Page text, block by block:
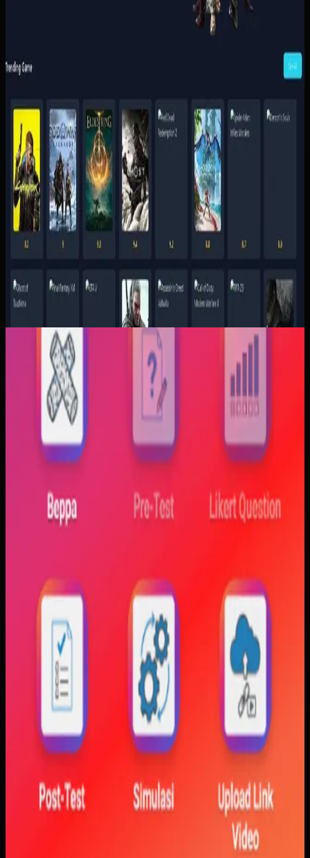
Aplikasi Mobile
Trajectfika
Trajectfika
Sebelumnya
Mahasiswa sering kesulitan menghubungkan persamaan
matematis dengan perilaku fisik yang sebenarnya,
konsisten. Materi yang hanya tampil statis juga membuat
konsep perubahan fase dan perilaku sistem sulit
dibayangkan.
visualisasi gerak, dan grafik yang berubah langsung saat
variabel diubah. Dengan begitu, mahasiswa bisa melihat
hubungan antara teori dan simulasi secara lebih konkret.
Baca studi kasus